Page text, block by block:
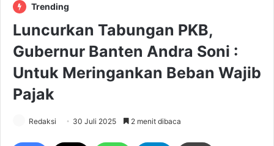
Trending
Luncurkan Tabungan PKB,
Gubernur Banten Andra Soni :
Untuk Meringankan Beban Wajib
Pajak
Redaksi 30 Juli 2025 2 menit dibaca